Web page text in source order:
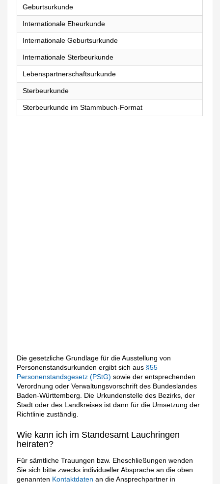
Geburtsurkunde
Internationale Eheurkunde
Internationale Geburtsurkunde
Internationale Sterbeurkunde
Lebenspartnerschaftsurkunde
Sterbeurkunde
Sterbeurkunde im Stammbuch-Format
Die gesetzliche Grundlage für die Ausstellung von
Personenstandsurkunden ergibt sich aus §55
Personenstandsgesetz (PStG)sowie der entsprechenden
Verordnung oder Verwaltungsvorschrift des Bundeslandes
Baden-Württemberg. Die Urkundenstelle des Bezirks, der
Stadt oder des Landkreises ist dann für die Umsetzung der
Richtlinie zuständig.
Wie kann ich im Standesamt Lauchringen
heiraten?
Für sämtliche Trauungen bzw. Eheschließungen wenden
Sie sich bitte zwecks individueller Absprache an die oben
genannten Kontaktdaten an die Ansprechpartner in